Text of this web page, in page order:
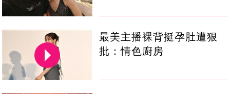
最美主播裸背挺孕肚遭狠
批：情色廚房